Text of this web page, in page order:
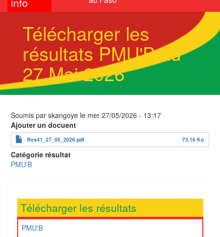
Télécharger les
résultats PMU'B du
27 Mai 2026
Soumis par skangoye le mer 27/05/2026 - 13:17
Ajouter un docuent
Res41_27_05_2026.pdf 73.16 Ko
Catégorie résultat
PMU’B
Télécharger les résultats
PMU'B